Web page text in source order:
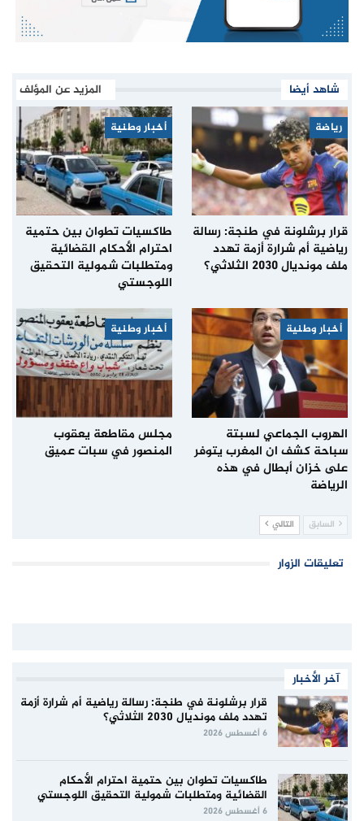
شاهد أيضا المزيد عن المؤلف
رياضة
قرار برشلونة في طنجة: رسالة
رياضية أم شرارة أزمة تهدد
ملف مونديال 2030 الثلاثي؟
أخبار وطنية
طاكسيات تطوان بين حتمية
احترام الأحكام القضائية
ومتطلبات شمولية التحقيق
اللوجستي
أخبار وطنية
الهروب الجماعي لسبتة
سباحة كشف ان المغرب يتوفر
على خزان أبطال في هذه
الرياضة
أخبار وطنية
مجلس مقاطعة يعقوب
المنصور في سبات عميق
السابق التالي
تعليقات الزوار
آخر الأخبار
قرار برشلونة في طنجة: رسالة رياضية أم شرارة أزمة
تهدد ملف مونديال 2030 الثلاثي؟
6 أغسطس 2026
طاكسيات تطوان بين حتمية احترام الأحكام
القضائية ومتطلبات شمولية التحقيق اللوجستي
6 أغسطس 2026